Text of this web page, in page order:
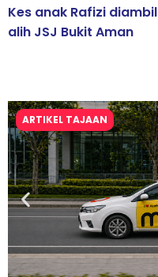
Kes anak Rafizi diambil
alih JSJ Bukit Aman
ARTIKEL TAJAAN